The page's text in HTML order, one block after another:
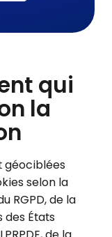
qui
la
géociblées
selon la
RGPD, de la
des États